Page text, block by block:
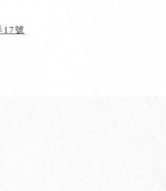
17號